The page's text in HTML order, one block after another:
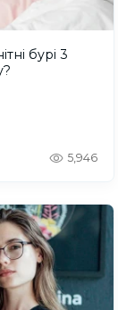
бурі 3
5,946